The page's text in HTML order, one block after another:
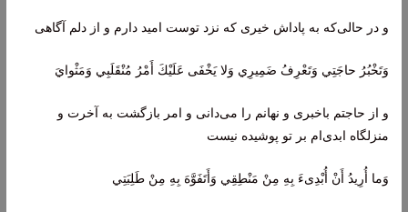
و در حالی‌که به پاداش خیری که نزد توست امید دارم و از دلم آگاهی
وَتَخْبُرُ حاجَتِي وَتَعْرِفُ ضَمِيرِي وَلا يَخْفَى عَلَيْكَ أَمْرُ مُنْقَلَبِي وَمَثْوايَ
و از حاجتم باخبری و نهانم را می‌دانی و امر بازگشت به آخرت و
منزلگاه ابدی‌ام بر تو پوشیده نیست
وَما أُرِيدُ أَنْ أُبْدِىءَ بِهِ مِنْ مَنْطِقِي وَأَتَفَوَّهَ بِهِ مِنْ طَلِبَتِي